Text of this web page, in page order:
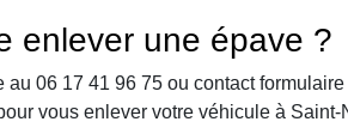
enlever une épave ?
06 17 41 96 75 ou contact
vous enlever votre véhicule à Saint-